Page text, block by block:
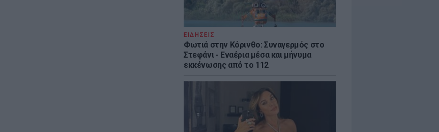
ΕΙΔΗΣΕΙΣ
Φωτιά στην Κόρινθο: Συναγερμός στο
Στεφάνι - Εναέρια μέσα και μήνυμα
εκκένωσης από το 112